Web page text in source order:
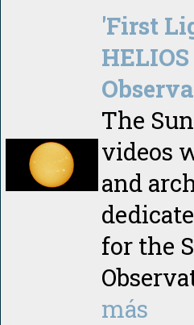
'First
The
videos
and
for the
más